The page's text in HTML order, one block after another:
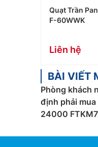
Quạt Trần
F-60WWK
Liên hệ
BÀI VIẾT
Phòng khách
định phải
24000